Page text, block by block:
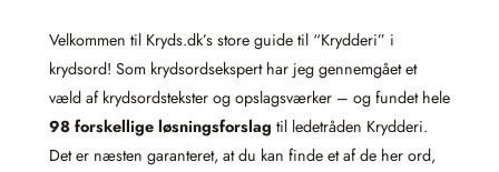
Velkommen til Kryds.dk’s store guide til “Krydderi” i
krydsord! Som krydsordsekspert har jeg gennemgået et
væld af krydsordstekster og opslagsværker – og fundet hele
98 forskellige løsningsforslag til ledetråden Krydderi.
Det er næsten garanteret, at du kan finde et af de her ord,